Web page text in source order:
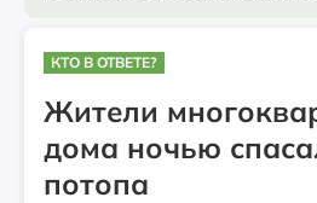
КТО В ОТВЕТЕ?
Жители
дома ночью
потопа